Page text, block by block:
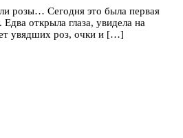
розы… Сегодня это была первая
открыла глаза, увидела на
увядших роз, очки и […]